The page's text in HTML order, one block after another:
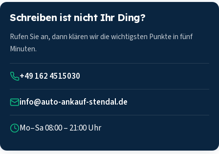
Schreiben ist nicht Ihr Ding?
Rufen Sie an, dann klären wir die wichtigsten Punkte in fünf
Minuten.
+49 162 4515030
info@auto-ankauf-stendal.de
Mo–Sa 08:00 – 21:00 Uhr